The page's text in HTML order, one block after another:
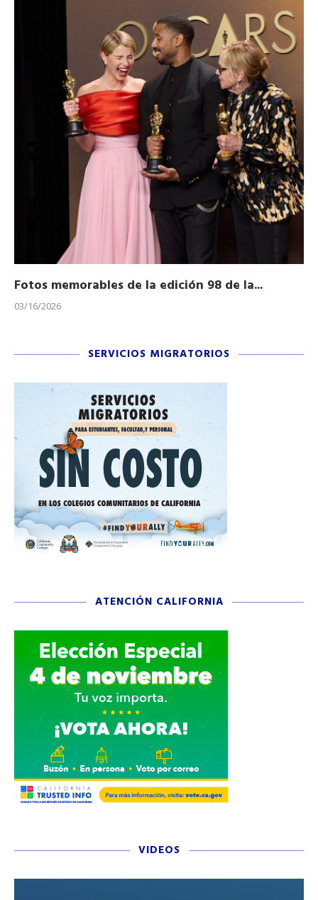
Fotos memorables de la edición 98 de la...
03/16/2026
SERVICIOS MIGRATORIOS
ATENCIÓN CALIFORNIA
VIDEOS